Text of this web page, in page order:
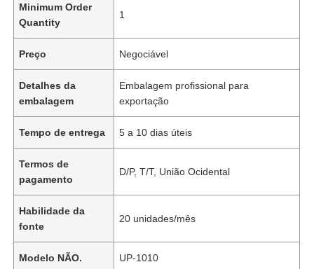
Minimum Order
Quantity
1
Preço Negociável
Detalhes da
embalagem
Embalagem profissional para
exportação
Tempo de entrega 5 a 10 dias úteis
Termos de
pagamento
D/P, T/T, União Ocidental
Habilidade da
fonte
20 unidades/mês
Modelo NÃO. UP-1010